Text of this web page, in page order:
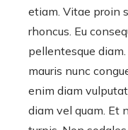
etiam. Vitae proin
rhoncus. Eu
pellentesque
mauris nunc
enim diam
diam vel quam. Et